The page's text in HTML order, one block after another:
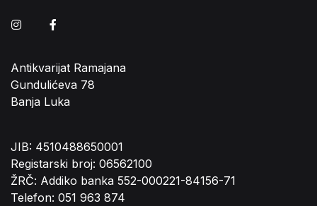
Instagram
Antikvarijat Ramajana
Gundulićeva 78
Banja Luka
JIB: 4510488650001
Registarski broj: 06562100
ŽRČ: Addiko banka 552-000221-84156-71
Telefon: 051 963 874